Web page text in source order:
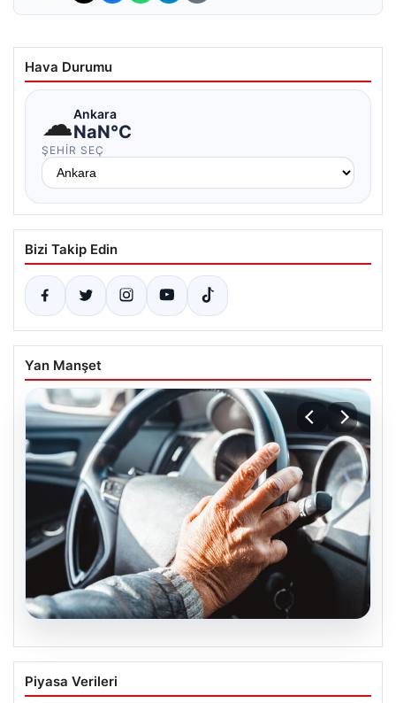
Hava Durumu
☁Ankara
NaN°C
ŞEHIR SEÇ
Bizi Takip Edin
Yan Manşet
Emekliye ÖTV’siz araç verilecek mi,
yasa çıkacak mı? Milyonlarca emekli
Piyasa Verileri